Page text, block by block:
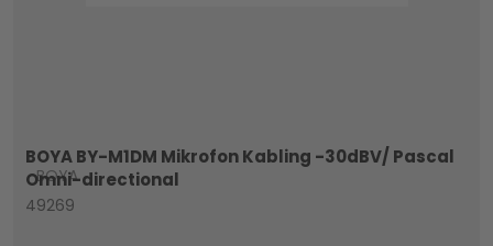
BOYA BY-M1DM Mikrofon Kabling -30dBV/ Pascal
Omni-directional
BOYA
49269